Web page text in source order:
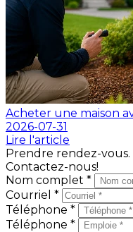
Acheter une maison
2026-07-31
Lire l'article
Prendre rendez-vous.
Contactez-nous!
Nom complet *
Courriel *
Téléphone *
Téléphone *